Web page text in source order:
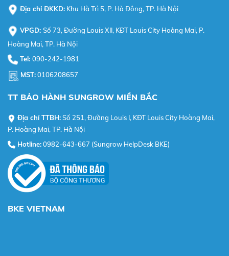
Địa chỉ ĐKKD: Khu Hà Trì 5, P. Hà Đông, TP. Hà Nội
VPGD: Số 73, Đường Louis XII, KĐT Louis City Hoàng Mai, P.
Hoàng Mai, TP. Hà Nội
Tel: 090-242-1981
MST:0106208657
TT BẢO HÀNH SUNGROW MIỀN BẮC
Địa chỉ TTBH:Số 251, Đường Louis I, KĐT Louis City Hoàng Mai,
P. Hoàng Mai, TP. Hà Nội
Hotline:0982-643-667 (Sungrow HelpDesk BKE)
BKE VIETNAM